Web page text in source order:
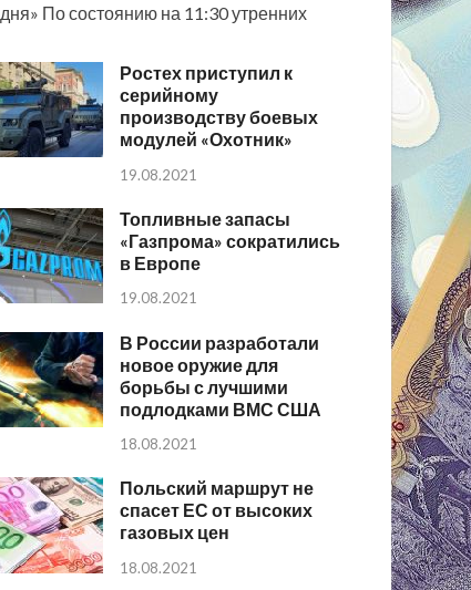
По состоянию на 11:30 утренних
Ростех приступил к
серийному
производству боевых
модулей «Охотник»
19.08.2021
Топливные запасы
«Газпрома» сократились
в Европе
19.08.2021
В России разработали
новое оружие для
борьбы с лучшими
подлодками ВМС США
18.08.2021
Польский маршрут не
спасет ЕС от высоких
газовых цен
18.08.2021